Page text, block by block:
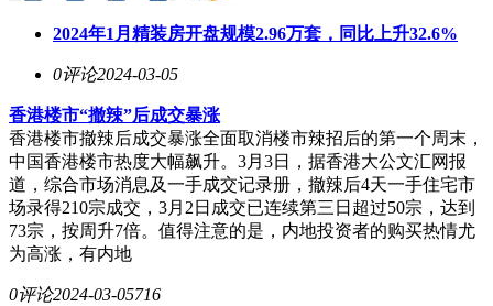
2024年1月精装房开盘规模2.96万套，同比上升32.6%
0评论2024-03-05
香港楼市“撤辣”后成交暴涨
香港楼市撤辣后成交暴涨全面取消楼市辣招后的第一个周末，
中国香港楼市热度大幅飙升。3月3日，据香港大公文汇网报
道，综合市场消息及一手成交记录册，撤辣后4天一手住宅市
场录得210宗成交，3月2日成交已连续第三日超过50宗，达到
73宗，按周升7倍。值得注意的是，内地投资者的购买热情尤
为高涨，有内地
0评论2024-03-05716